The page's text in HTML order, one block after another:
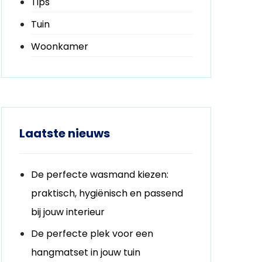
Tuin
Woonkamer
Laatste nieuws
De perfecte wasmand kiezen:
praktisch, hygiënisch en passend
bij jouw interieur
De perfecte plek voor een
hangmatset in jouw tuin